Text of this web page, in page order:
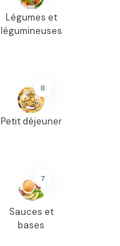
Légumes et
légumineuses
8
Petit déjeuner
7
Sauces et
bases